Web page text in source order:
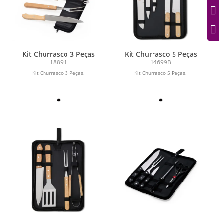
Kit Churrasco 3 Peças
18891
Kit Churrasco 3 Peças.
Kit Churrasco 5 Peças
14699B
Kit Churrasco 5 Peças.